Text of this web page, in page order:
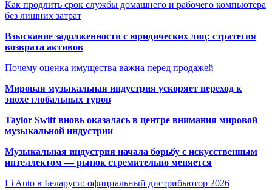
Как продлить срок службы домашнего и рабочего компьютера
без лишних затрат
Взыскание задолженности с юридических лиц: стратегия
возврата активов
Почему оценка имущества важна перед продажей
Мировая музыкальная индустрия ускоряет переход к
эпохе глобальных туров
Taylor Swift вновь оказалась в центре внимания мировой
музыкальной индустрии
Музыкальная индустрия начала борьбу с искусственным
интеллектом — рынок стремительно меняется
Li Auto в Беларуси: официальный дистрибьютор 2026